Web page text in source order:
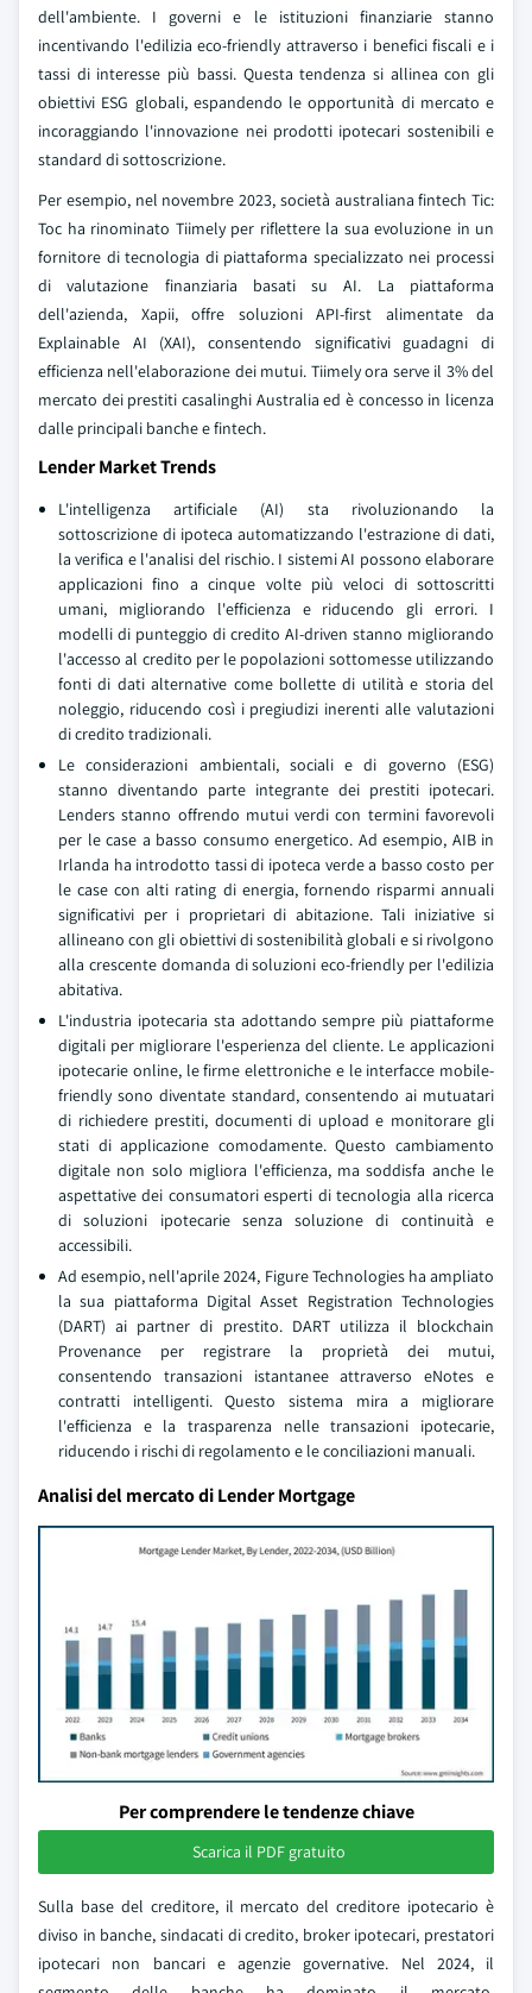
dell'ambiente. I governi e le istituzioni finanziarie stanno
incentivando l'edilizia eco-friendly attraverso i benefici fiscali e i
tassi di interesse più bassi. Questa tendenza si allinea con gli
obiettivi ESG globali, espandendo le opportunità di mercato e
incoraggiando l'innovazione nei prodotti ipotecari sostenibili e
standard di sottoscrizione.
Per esempio, nel novembre 2023, società australiana fintech Tic:
Toc ha rinominato Tiimely per riflettere la sua evoluzione in un
fornitore di tecnologia di piattaforma specializzato nei processi
di valutazione finanziaria basati su AI. La piattaforma
dell'azienda, Xapii, offre soluzioni API-first alimentate da
Explainable AI (XAI), consentendo significativi guadagni di
efficienza nell'elaborazione dei mutui. Tiimely ora serve il 3% del
mercato dei prestiti casalinghi Australia ed è concesso in licenza
dalle principali banche e fintech.
Lender Market Trends
L'intelligenza artificiale (AI) sta rivoluzionando la
sottoscrizione di ipoteca automatizzando l'estrazione di dati,
la verifica e l'analisi del rischio. I sistemi AI possono elaborare
applicazioni fino a cinque volte più veloci di sottoscritti
umani, migliorando l'efficienza e riducendo gli errori. I
modelli di punteggio di credito AI-driven stanno migliorando
l'accesso al credito per le popolazioni sottomesse utilizzando
fonti di dati alternative come bollette di utilità e storia del
noleggio, riducendo così i pregiudizi inerenti alle valutazioni
di credito tradizionali.
Le considerazioni ambientali, sociali e di governo (ESG)
stanno diventando parte integrante dei prestiti ipotecari.
Lenders stanno offrendo mutui verdi con termini favorevoli
per le case a basso consumo energetico. Ad esempio, AIB in
Irlanda ha introdotto tassi di ipoteca verde a basso costo per
le case con alti rating di energia, fornendo risparmi annuali
significativi per i proprietari di abitazione. Tali iniziative si
allineano con gli obiettivi di sostenibilità globali e si rivolgono
alla crescente domanda di soluzioni eco-friendly per l'edilizia
abitativa.
L'industria ipotecaria sta adottando sempre più piattaforme
digitali per migliorare l'esperienza del cliente. Le applicazioni
ipotecarie online, le firme elettroniche e le interfacce mobile-
friendly sono diventate standard, consentendo ai mutuatari
di richiedere prestiti, documenti di upload e monitorare gli
stati di applicazione comodamente. Questo cambiamento
digitale non solo migliora l'efficienza, ma soddisfa anche le
aspettative dei consumatori esperti di tecnologia alla ricerca
di soluzioni ipotecarie senza soluzione di continuità e
accessibili.
Ad esempio, nell'aprile 2024, Figure Technologies ha ampliato
la sua piattaforma Digital Asset Registration Technologies
(DART) ai partner di prestito. DART utilizza il blockchain
Provenance per registrare la proprietà dei mutui,
consentendo transazioni istantanee attraverso eNotes e
contratti intelligenti. Questo sistema mira a migliorare
l'efficienza e la trasparenza nelle transazioni ipotecarie,
riducendo i rischi di regolamento e le conciliazioni manuali.
Analisi del mercato di Lender Mortgage
Per comprendere le tendenze chiave
Scarica il PDF gratuito
Sulla base del creditore, il mercato del creditore ipotecario è
diviso in banche, sindacati di credito, broker ipotecari, prestatori
ipotecari non bancari e agenzie governative. Nel 2024, il